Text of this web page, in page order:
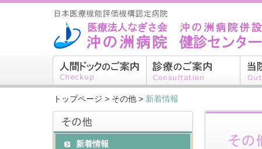
トップページ > その他 > 新着情報
新着情報